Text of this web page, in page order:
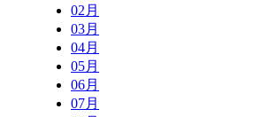
02月
03月
04月
05月
06月
07月